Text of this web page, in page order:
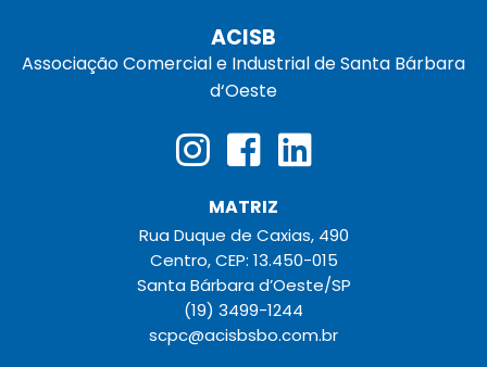
ACISB
Associação Comercial e Industrial de Santa Bárbara
d‘Oeste
MATRIZ
Rua Duque de Caxias, 490
Centro, CEP: 13.450-015
Santa Bárbara d’Oeste/SP
(19) 3499-1244
scpc@acisbsbo.com.br